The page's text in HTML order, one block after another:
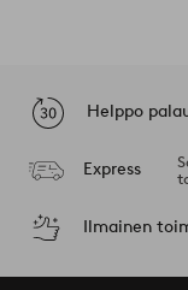
Helppo
Express
Ilmainen